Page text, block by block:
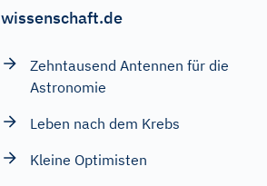
wissenschaft.de
Zehntausend Antennen für die
Astronomie
Leben nach dem Krebs
Kleine Optimisten